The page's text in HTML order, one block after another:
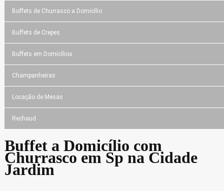
Buffets de Churrasco a Domicílio
Buffets de Crepes
Buffets em Domicílios
Champanheiras
Locação de Mesas
Rechaud
Buffet a Domicílio com
Churrasco em Sp na Cidade
Jardim